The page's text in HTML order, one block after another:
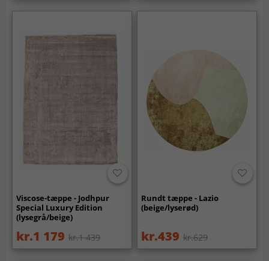
Viscose-tæppe - Jodhpur
Special Luxury Edition
(lysegrå/beige)
kr.1 179 kr.1 439
Rundt tæppe - Lazio
(beige/lyserød)
kr.439 kr.629